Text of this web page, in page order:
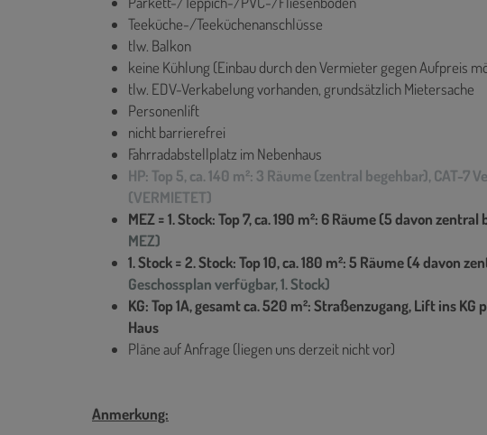
Teeküche-/Teeküchenanschlüsse
tlw. Balkon
keine Kühlung (Einbau durch den Vermieter gegen Aufpreis
tlw. EDV-Verkabelung vorhanden, grundsätzlich Mietersache
Personenlift
nicht barrierefrei
Fahrradabstellplatz im Nebenhaus
HP: Top 5, ca. 140 m²: 3 Räume (zentral begehbar), CAT-
(VERMIETET)
MEZ = 1. Stock: Top 7, ca. 190 m²: 6 Räume (5 davon
MEZ)
1. Stock = 2. Stock: Top 10, ca. 180 m²: 5 Räume (4 davon
Geschossplan verfügbar, 1. Stock)
KG: Top 1A, gesamt ca. 520 m²: Straßenzugang, Lift ins
Haus
Pläne auf Anfrage (liegen uns derzeit nicht vor)
Anmerkung: